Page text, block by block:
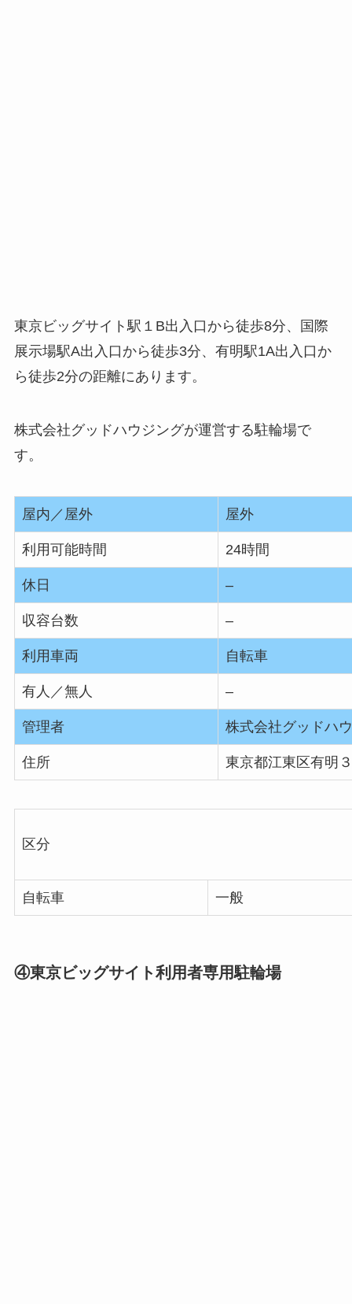
東京ビッグサイト駅１B出入口から徒歩8分、国際
展示場駅A出入口から徒歩3分、有明駅1A出入口か
ら徒歩2分の距離にあります。
株式会社グッドハウジングが運営する駐輪場で
す。
屋内／屋外 屋外
利用可能時間 24時間
休日 –
収容台数 –
利用車両 自転車
有人／無人 –
管理者 株式会社グッドハ
住所 東京都江東区有明
区分
自転車 一般
④東京ビッグサイト利用者専用駐輪場